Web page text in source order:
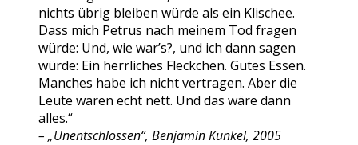
nichts übrig bleiben würde als ein Klischee.
Dass mich Petrus nach meinem Tod fragen
würde: Und, wie war’s?, und ich dann sagen
würde: Ein herrliches Fleckchen. Gutes Essen.
Manches habe ich nicht vertragen. Aber die
Leute waren echt nett. Und das wäre dann
alles.“
– „Unentschlossen“, Benjamin Kunkel, 2005